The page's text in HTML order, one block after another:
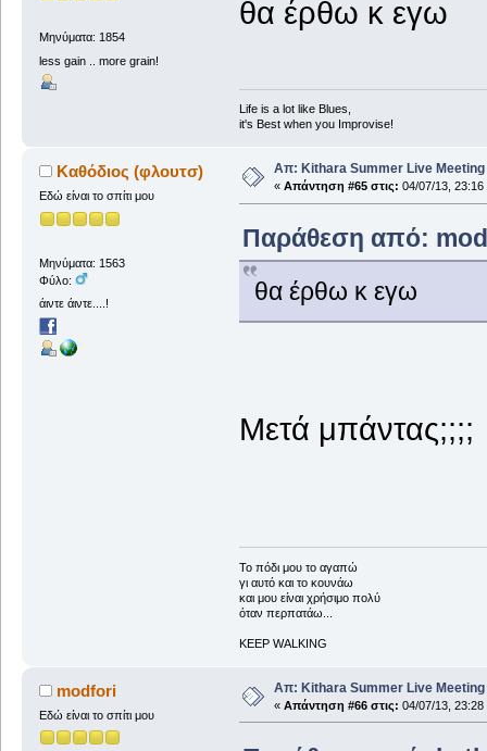
Μηνύματα: 1854
less gain .. more grain!
θα έρθω κ εγω
Life is a lot like Blues,
it's Best when you Improvise!
Καθόδιος (φλουτσ)
Εδώ είναι το σπίτι μου
Μηνύματα: 1563
Φύλο:
άιντε άιντε....!
Απ: Kithara Summer Live Meeting
« Απάντηση #65 στις: 04/07/13, 23:16
Παράθεση από:
θα έρθω κ εγω
Μετά μπάντας;;;;
To πόδι μου το αγαπώ
γι αυτό και το κουνάω
και μου είναι χρήσιμο πολύ
όταν περπατάω...
KEEP WALKING
modfori
Εδώ είναι το σπίτι μου
Απ: Kithara Summer Live Meeting
« Απάντηση #66 στις: 04/07/13, 23:28